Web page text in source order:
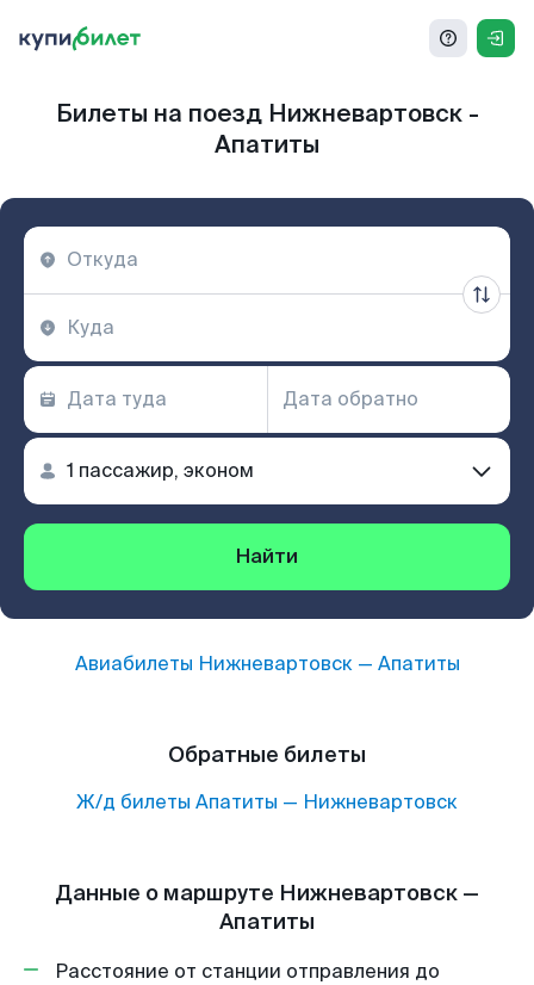
Билеты на поезд Нижневартовск -
Апатиты
Найти
Авиабилеты Нижневартовск— Апатиты
Обратные билеты
Ж/д билеты Апатиты — Нижневартовск
Данные о маршруте Нижневартовск —
Апатиты
Расстояние от станции отправления до